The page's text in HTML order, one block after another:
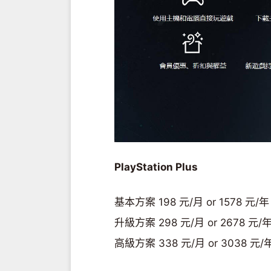
PlayStation Plus
基本方案 198 元/月 or 1578 元/年
升級方案 298 元/月 or 2678 元/
高級方案 338 元/月 or 3038 元/